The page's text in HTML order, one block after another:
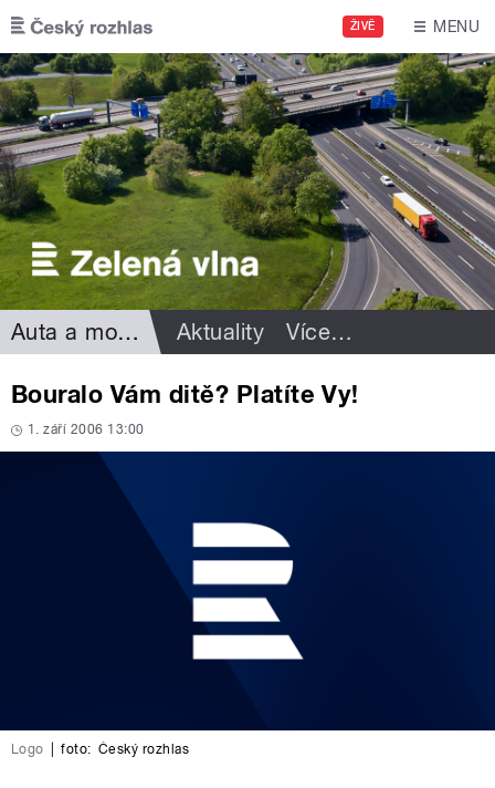
Přejít k hlavnímu obsahu
ŽIVĚ MENU
Auta a motorismus Aktuality Více…
Bouralo Vám ditě? Platíte Vy!
1. září 2006 13:00
Logo foto: Český rozhlas